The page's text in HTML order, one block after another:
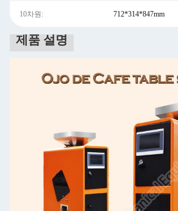
10차원: 712*314*847mm
제품 설명